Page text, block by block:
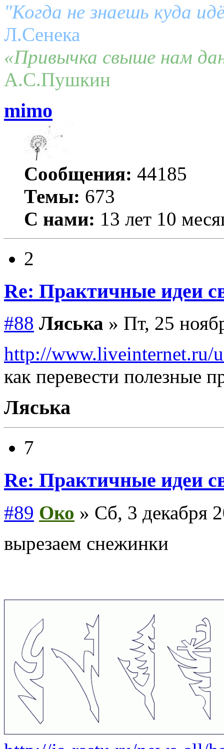
"Когда не знаешь куда
Л.Сенека
«Привычка свыше нам
А.С.Пушкин
mimo
Сообщения: 44185
Темы: 673
С нами: 13 лет 10
2
Re: Практичные идеи
#88 Ляська » Пт, 25
http://www.liveinternet.ru/
как перевести полезные
Ляська
7
Re: Практичные идеи
#89 Око » Сб, 3 декабря
вырезаем снежинки